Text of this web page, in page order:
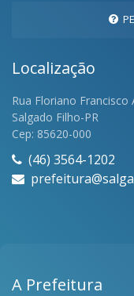
Localização
Rua Floriano
Salgado Filho-PR
Cep: 85620-000
(46) 3564-1202
A Prefeitura